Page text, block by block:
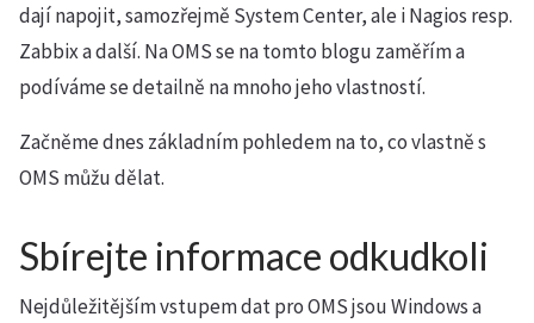
dají napojit, samozřejmě System Center, ale i Nagios resp.
Zabbix a další. Na OMS se na tomto blogu zaměřím a
podíváme se detailně na mnoho jeho vlastností.
Začněme dnes základním pohledem na to, co vlastně s
OMS můžu dělat.
Sbírejte informace odkudkoli
Nejdůležitějším vstupem dat pro OMS jsou Windows a